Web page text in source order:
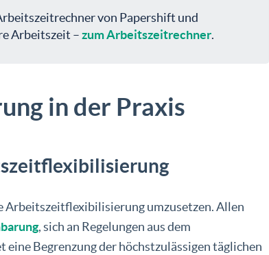
von Papershift und
Arbeitszeit –zum Arbeitszeitrechner.
in der Praxis
Arbeitszeitflexibilisierung umzusetzen. Allen
, sich an Regelungen aus dem
eine Begrenzung der höchstzulässigen täglichen